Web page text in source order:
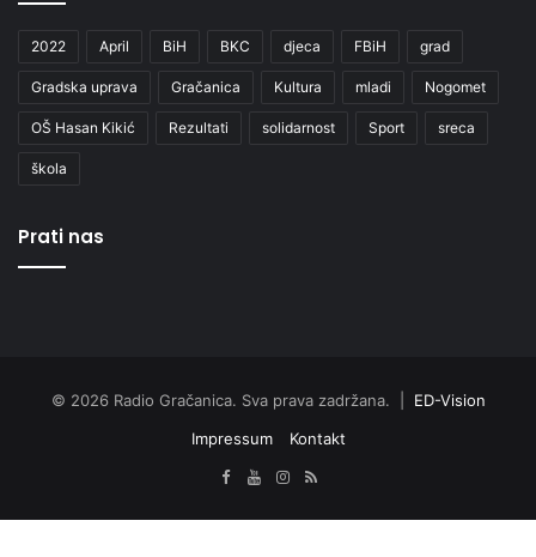
2022 April BiH BKC djeca FBiH grad
Gradska uprava Gračanica Kultura mladi Nogomet
OŠ Hasan Kikić Rezultati solidarnost Sport sreca
škola
Prati nas
© 2026 Radio Gračanica. Sva prava zadržana. | ED-Vision
Impressum
Kontakt